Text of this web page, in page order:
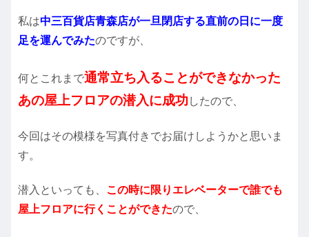
私は中三百貨店青森店が一旦閉店する直前の日に一度
足を運んでみたのですが、
何とこれまで通常立ち入ることができなかった
あの屋上フロアの潜入に成功 したので、
今回はその模様を写真付きでお届けしようかと思いま
す。
潜入といっても、 この時に限りエレベーターで誰でも
屋上フロアに行くことができたので、